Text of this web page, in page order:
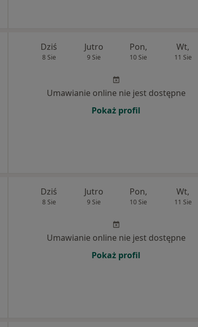
Dziś
8 Sie
Jutro
9 Sie
Pon,
10 Sie
Wt,
11 Sie
Umawianie online nie jest dostępne
Pokaż profil
Dziś
8 Sie
Jutro
9 Sie
Pon,
10 Sie
Wt,
11 Sie
Umawianie online nie jest dostępne
Pokaż profil